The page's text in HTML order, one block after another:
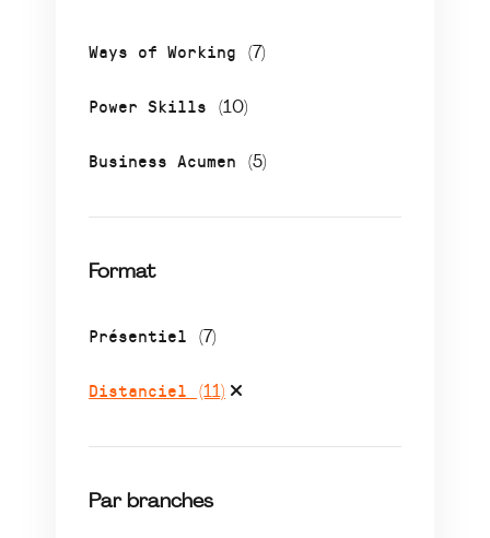
Ways of Working (7)
Power Skills (10)
Business Acumen (5)
Format
Présentiel (7)
Distanciel (11)
Par branches